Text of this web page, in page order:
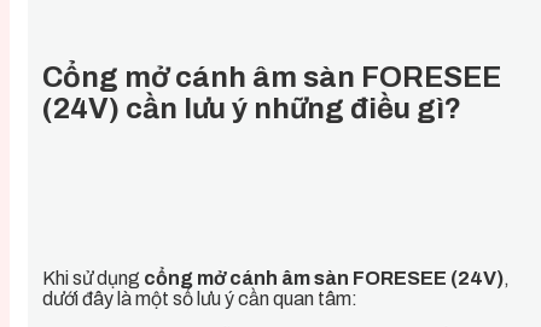
Cổng mở cánh âm sàn FORESEE
(24V) cần lưu ý những điều gì?
Khi sử dụng cổng mở cánh âm sàn FORESEE (24V),
dưới đây là một số lưu ý cần quan tâm: